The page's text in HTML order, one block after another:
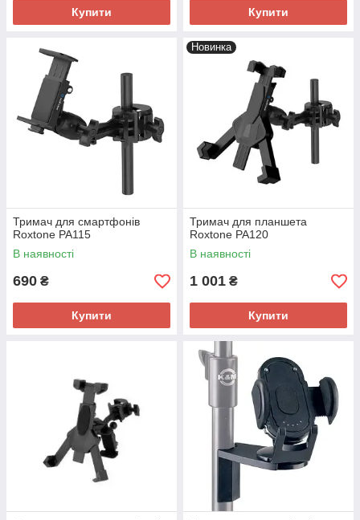
Купити Купити
Тримач для смартфонів
Roxtone PA115
В наявності
690 ₴
Купити
Новинка
Тримач для планшета
Roxtone PA120
В наявності
1 001 ₴
Купити